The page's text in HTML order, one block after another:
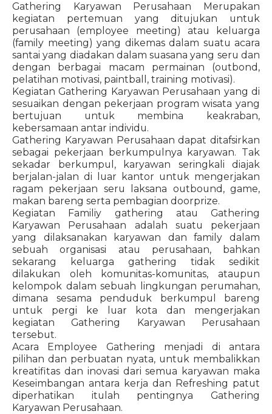
Gathering Karyawan Perusahaan Merupakan
kegiatan pertemuan yang ditujukan untuk
perusahaan (employee meeting) atau keluarga
(family meeting) yang dikemas dalam suatu acara
santai yang diadakan dalam suasana yang seru dan
dengan berbagai macam permainan (outbond,
pelatihan motivasi, paintball, training motivasi).
Kegiatan Gathering Karyawan Perusahaan yang di
sesuaikan dengan pekerjaan program wisata yang
bertujuan untuk membina keakraban,
kebersamaan antar individu.
Gathering Karyawan Perusahaan dapat ditafsirkan
sebagai pekerjaan berkumpulnya karyawan. Tak
sekadar berkumpul, karyawan seringkali diajak
berjalan-jalan di luar kantor untuk mengerjakan
ragam pekerjaan seru laksana outbound, game,
makan bareng serta pembagian doorprize.
Kegiatan Familiy gathering atau Gathering
Karyawan Perusahaan adalah suatu pekerjaan
yang dilaksanakan karyawan dan family dalam
sebuah organisasi atau perusahaan, bahkan
sekarang keluarga gathering tidak sedikit
dilakukan oleh komunitas-komunitas, ataupun
kelompok dalam sebuah lingkungan perumahan,
dimana sesama penduduk berkumpul bareng
untuk pergi ke luar kota dan mengerjakan
kegiatan Gathering Karyawan Perusahaan
tersebut.
Acara Employee Gathering menjadi di antara
pilihan dan perbuatan nyata, untuk membalikkan
kreatifitas dan inovasi dari semua karyawan maka
Keseimbangan antara kerja dan Refreshing patut
diperhatikan itulah pentingnya Gathering
Karyawan Perusahaan.